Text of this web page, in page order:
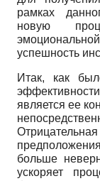
рамках
новую
успешность
Итак, как
является ее
больше
ускоряет